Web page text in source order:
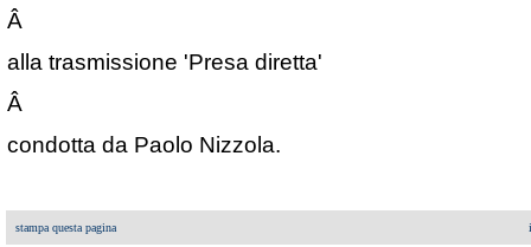
Â
alla trasmissione 'Presa diretta'
Â
condotta da Paolo Nizzola.
stampa questa pagina